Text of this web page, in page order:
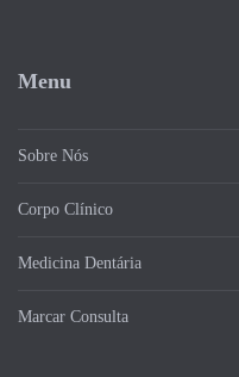
Menu
Sobre Nós
Corpo Clínico
Medicina Dentária
Marcar Consulta